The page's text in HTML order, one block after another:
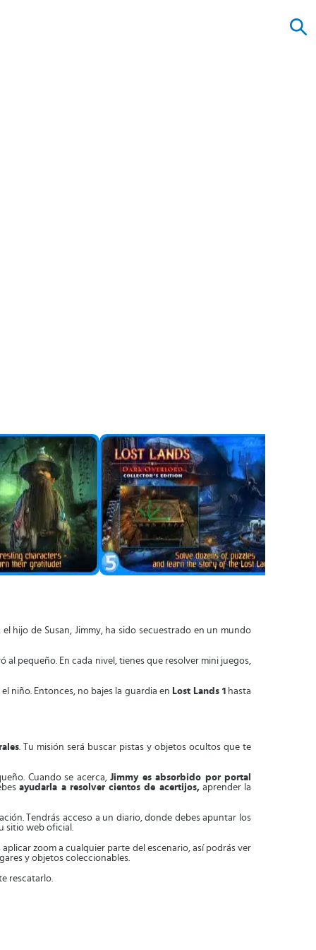
el hijo de Susan, Jimmy, ha sido secuestrado en un mundo
al pequeño. En cada nivel, tienes que resolver mini juegos,
niño. Entonces, no bajes la guardia en Lost Lands 1 hasta
. Tu misión será buscar pistas y objetos ocultos que te
Cuando se acerca, Jimmy es absorbido por portal
ayudarla a resolver cientos de acertijos,aprender la
Tendrás acceso a un diario, donde debes apuntar los
sitio web oficial.
aplicar zoom a cualquier parte del escenario, así podrás ver
y objetos coleccionables.
rescatarlo.